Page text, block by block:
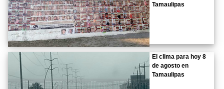
Tamaulipas
El clima para hoy 8
de agosto en
Tamaulipas